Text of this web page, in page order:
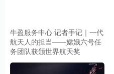
牛盈服务中心 记者手记｜一代
航天人的担当——嫦娥六号任
务团队获颁世界航天奖